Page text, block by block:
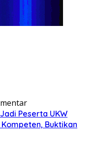
Peserta UKW
Buktikan